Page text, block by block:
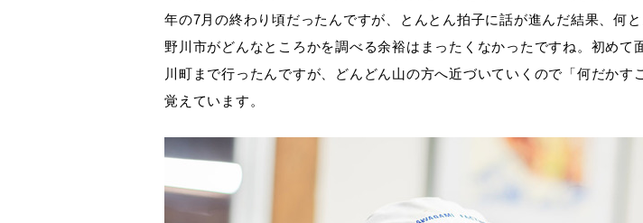
年の7月の終わり頃だったんですが、とんとん拍子に話が進んだ結果、何
野川市がどんなところかを調べる余裕はまったくなかったですね。初め
川町まで行ったんですが、どんどん山の方へ近づいていくので「何だか
覚えています。